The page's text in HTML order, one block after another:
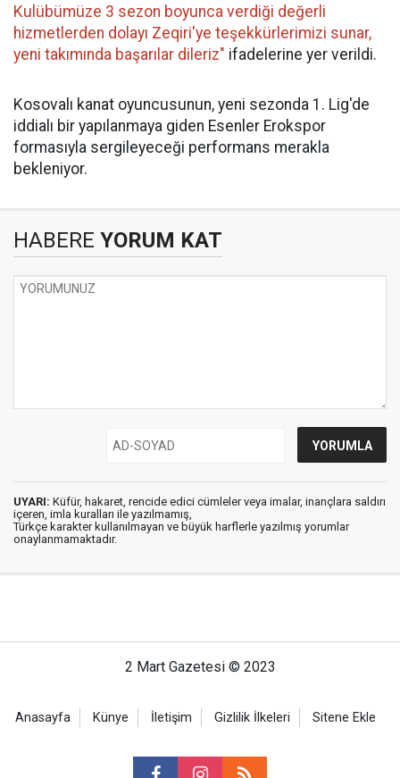
Kulübümüze 3 sezon boyunca verdiği değerli
hizmetlerden dolayı Zeqiri'ye teşekkürlerimizi sunar,
yeni takımında başarılar dileriz" ifadelerine yer verildi.
Kosovalı kanat oyuncusunun, yeni sezonda 1. Lig'de
iddialı bir yapılanmaya giden Esenler Erokspor
formasıyla sergileyeceği performans merakla
bekleniyor.
HABERE YORUM KAT
UYARI: Küfür, hakaret, rencide edici cümleler veya imalar, inançlara saldırı
içeren, imla kuralları ile yazılmamış,
Türkçe karakter kullanılmayan ve büyük harflerle yazılmış yorumlar
onaylanmamaktadır.
2 Mart Gazetesi © 2023
Anasayfa Künye İletişim Gizlilik İlkeleri Sitene Ekle